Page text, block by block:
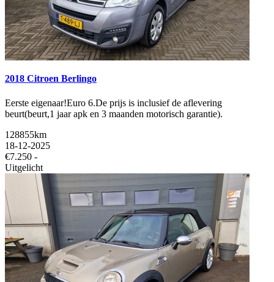
2018 Citroen Berlingo
Eerste eigenaar!Euro 6.De prijs is inclusief de aflevering
beurt(beurt,1 jaar apk en 3 maanden motorisch garantie).
128855km
18-12-2025
€7.250 -
Uitgelicht